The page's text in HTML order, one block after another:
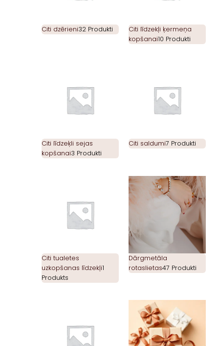
Citi dzērieni32 Produkti
Citi līdzekļi ķermeņa
kopšanai10 Produkti
Citi līdzeķli sejas
kopšanai3 Produkti
Citi saldumi7 Produkti
Citi tualetes
uzkopšanas līdzekļi1
Produkts
Dārgmetāla
rotaslietas47 Produkti